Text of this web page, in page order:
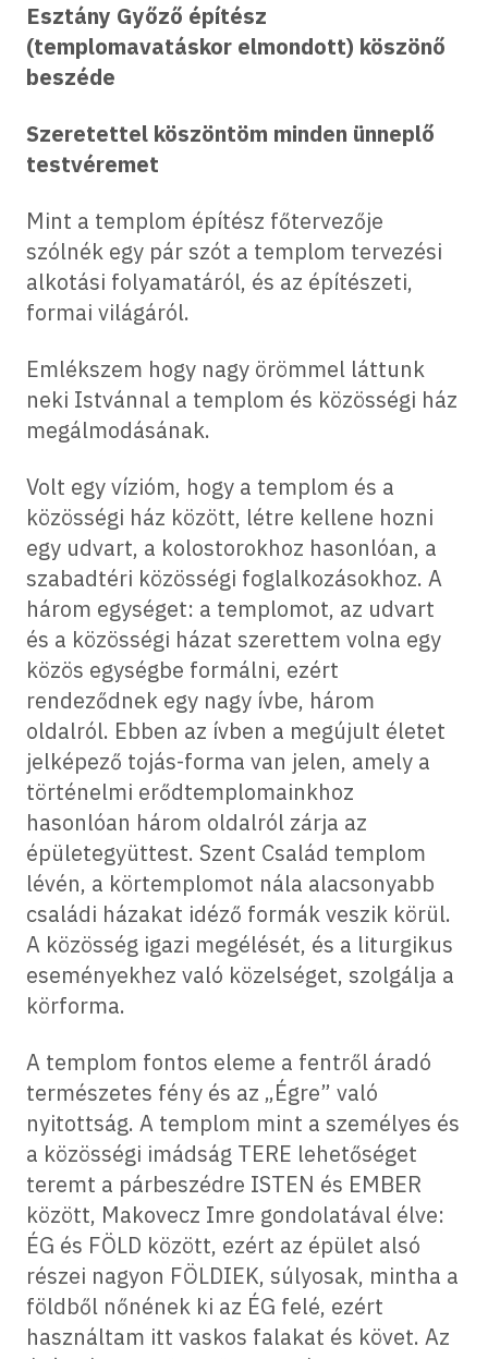
Esztány Győző építész
(templomavatáskor elmondott) köszönő
beszéde
Szeretettel köszöntöm minden ünneplő
testvéremet
Mint a templom építész főtervezője
szólnék egy pár szót a templom tervezési
alkotási folyamatáról, és az építészeti,
formai világáról.
Emlékszem hogy nagy örömmel láttunk
neki Istvánnal a templom és közösségi ház
megálmodásának.
Volt egy vízióm, hogy a templom és a
közösségi ház között, létre kellene hozni
egy udvart, a kolostorokhoz hasonlóan, a
szabadtéri közösségi foglalkozásokhoz. A
három egységet: a templomot, az udvart
és a közösségi házat szerettem volna egy
közös egységbe formálni, ezért
rendeződnek egy nagy ívbe, három
oldalról. Ebben az ívben a megújult életet
jelképező tojás-forma van jelen, amely a
történelmi erődtemplomainkhoz
hasonlóan három oldalról zárja az
épületegyüttest. Szent Család templom
lévén, a körtemplomot nála alacsonyabb
családi házakat idéző formák veszik körül.
A közösség igazi megélését, és a liturgikus
eseményekhez való közelséget, szolgálja a
körforma.
A templom fontos eleme a fentről áradó
természetes fény és az „Égre” való
nyitottság. A templom mint a személyes és
a közösségi imádság TERE lehetőséget
teremt a párbeszédre ISTEN és EMBER
között, Makovecz Imre gondolatával élve:
ÉG és FÖLD között, ezért az épület alsó
részei nagyon FÖLDIEK, súlyosak, mintha a
földből nőnének ki az ÉG felé, ezért
használtam itt vaskos falakat és követ. Az